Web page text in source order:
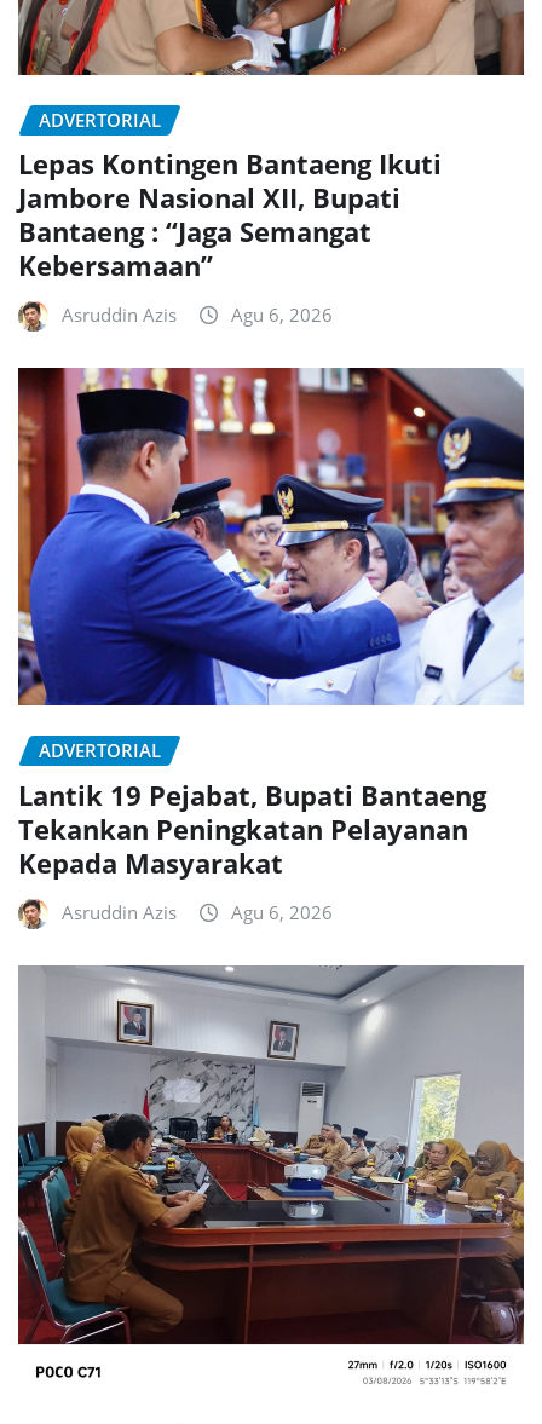
ADVERTORIAL
Lepas Kontingen Bantaeng Ikuti
Jambore Nasional XII, Bupati
Bantaeng : “Jaga Semangat
Kebersamaan”
Asruddin Azis Agu 6, 2026
ADVERTORIAL
Lantik 19 Pejabat, Bupati Bantaeng
Tekankan Peningkatan Pelayanan
Kepada Masyarakat
Asruddin Azis Agu 6, 2026